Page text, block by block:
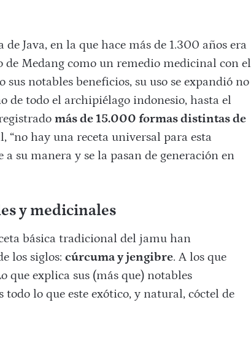
Java, en la que hace más de 1.300 años era
de Medang como un remedio medicinal con el
notables beneficios, su uso se expandió no
de todo el archipiélago indonesio, hasta el
más de 15.000 formas distintas de
“no hay una receta universal para esta
su manera y se la pasan de generación en
y medicinales
básica tradicional del jamu han
los siglos: cúrcuma y jengibre. A los que
que explica sus (más que) notables
todo lo que este exótico, y natural, cóctel de